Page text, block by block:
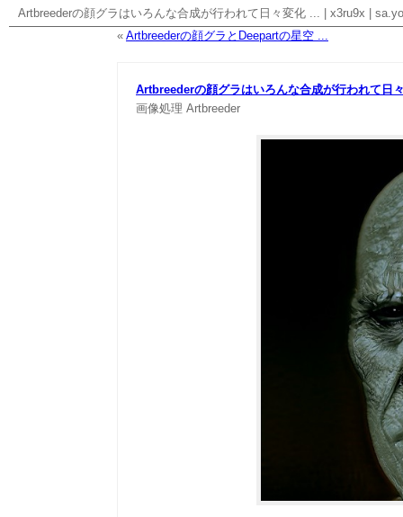
Artbreederの顔グラはいろんな合成が行われて日々変化 ... x3ru9x
« Artbreederの顔グラとDeepartの星空 ...
Artbreederの顔グラはいろんな合成が行われて日
画像処理 Artbreeder